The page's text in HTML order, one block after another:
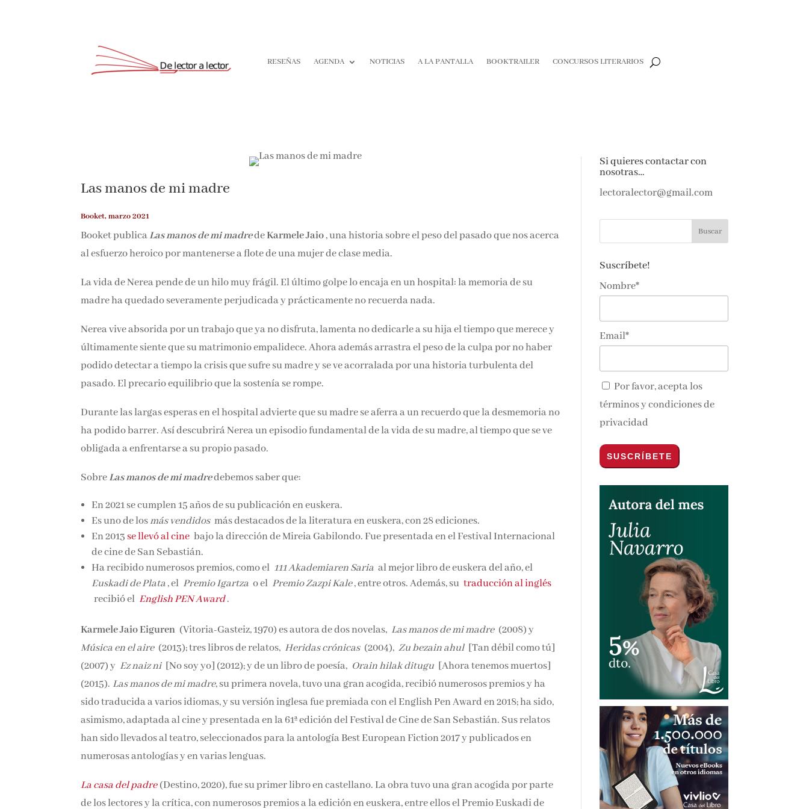
RESEÑAS AGENDA NOTICIAS A LA PANTALLA BOOKTRAILER CONCURSOS LITERARIOS
Las manos de mi madre
Booket, marzo 2021
Booket publicaLas manos de mi madredeKarmele Jaio, una historia sobre el peso del pasado que nos acerca
al esfuerzo heroico por mantenerse a flote de una mujer de clase media.
La vida de Nerea pende de un hilo muy frágil.El último golpe lo encaja en un hospital: la memoria de su
madre ha quedado severamente perjudicada y prácticamente no recuerda nada.
Nerea vive absorida por un trabajo que ya no disfruta, lamenta no dedicarle a su hija el tiempo que merece y
últimamente siente que su matrimonio empalidece.Ahora además arrastra el peso de la culpa por no haber
podido detectar a tiempo la crisis que sufre su madre y se ve acorralada por una historia turbulenta del
pasado.El precario equilibrio que la sostenía se rompe.
Durante las largas esperas en el hospital advierte que su madre se aferra a un recuerdo que la desmemoria no
ha podido barrer.Así descubrirá Nerea un episodio fundamental de la vida de su madre, al tiempo que se ve
obligada a enfrentarse a su propio pasado.
SobreLas manos de mi madredebemos saber que:
En 2021 se cumplen 15 años de su publicación en euskera.
Es uno de losmás vendidosmás destacados de la literatura en euskera, con 28 ediciones.
En 2013se llevó al cine bajo la dirección de Mireia Gabilondo.Fue presentada en el Festival Internacional
de cine de San Sebastián.
Ha recibido numerosos premios, como el 111 Akademiaren Saria al mejor libro de euskera del año, el
Euskadi de Plata, el Premio Igartza o el Premio Zazpi Kale, entre otros.Además, sutraducción al inglés
recibió elEnglish PEN Award.
Karmele Jaio Eiguren (Vitoria-Gasteiz, 1970) es autora de dos novelas, Las manos de mi madre(2008) y
Música en el aire(2013);tres libros de relatos, Heridas crónicas(2004),Zu bezain ahul[Tan débil como tú]
(2007) y Ez naiz ni[No soy yo] (2012);y de un libro de poesía, Orain hilak ditugu [Ahora tenemos muertos]
(2015). Las manos de mi madre, su primera novela, tuvo una gran acogida, recibió numerosos premios y ha
sido traducida a varios idiomas, y su versión inglesa fue premiada con el English Pen Award en 2018;ha sido,
asimismo, adaptada al cine y presentada en la 61ª edición del Festival de Cine de San Sebastián. Sus relatos
han sido llevados al teatro, seleccionados para la antología Best European Fiction 2017 y publicados en
numerosas antologías y en varias lenguas.
La casa del padre (Destino, 2020), fue su primer libro en castellano. La obra tuvo una gran acogida por parte
de los lectores y la crítica, con numerosos premios a la edición en euskera, entre ellos el Premio Euskadi de
Si quieres contactar con
nosotras…
lectoralector@gmail.com
Suscríbete!
Nombre*
Email*
Por favor, acepta los
términos y condiciones de
privacidad